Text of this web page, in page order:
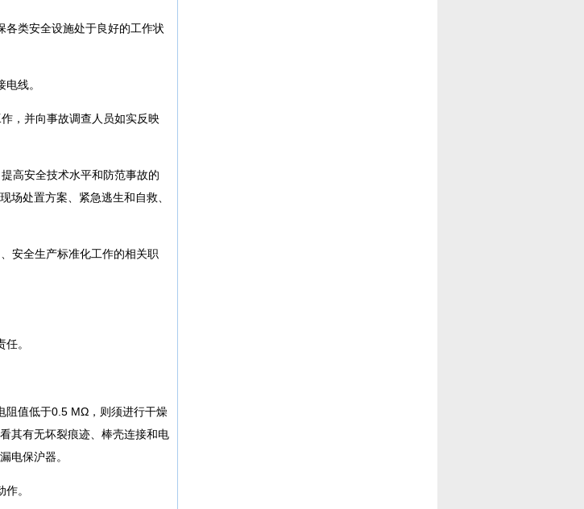
各类安全设施处于良好的工作状
线。
，并向事故调查人员如实反映
高安全技术水平和防范事故的
场处置方案、紧急逃生和自救、
安全生产标准化工作的相关职
。
阻值低于0.5 MΩ，则须进行干燥
其有无坏裂痕迹、棒壳连接和电
电保沪器。
。